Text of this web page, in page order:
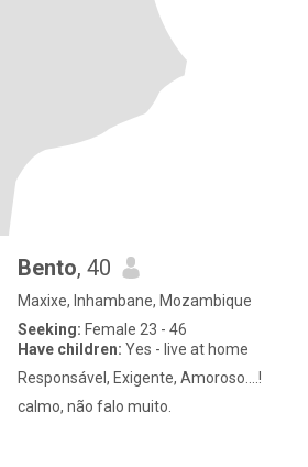
Bento, 40
Maxixe, Inhambane, Mozambique
Seeking: Female 23 - 46
Have children: Yes - live at home
Responsável, Exigente, Amoroso....!
calmo, não falo muito.